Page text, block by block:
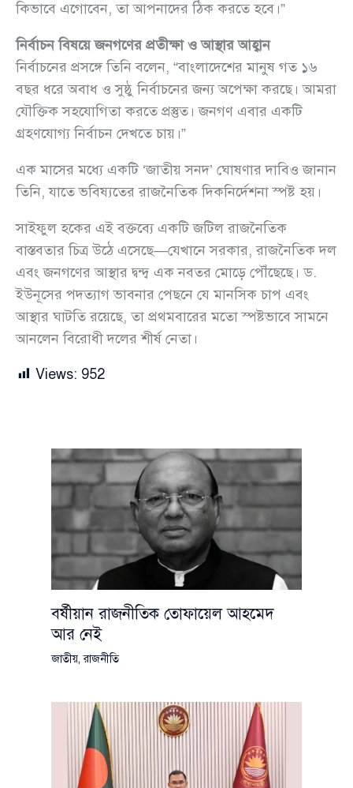
কিভাবে এগোবেন, তা আপনাদের ঠিক করতে হবে।”
নির্বাচন বিষয়ে জনগণের প্রতীক্ষা ও আস্থার আহ্বান
নির্বাচনের প্রসঙ্গে তিনি বলেন, “বাংলাদেশের মানুষ গত ১৬
বছর ধরে অবাধ ও সুষ্ঠু নির্বাচনের জন্য অপেক্ষা করছে। আমরা
যৌক্তিক সহযোগিতা করতে প্রস্তুত। জনগণ এবার একটি
গ্রহণযোগ্য নির্বাচন দেখতে চায়।”
এক মাসের মধ্যে একটি ‘জাতীয় সনদ’ ঘোষণার দাবিও জানান
তিনি, যাতে ভবিষ্যতের রাজনৈতিক দিকনির্দেশনা স্পষ্ট হয়।
সাইফুল হকের এই বক্তব্যে একটি জটিল রাজনৈতিক
বাস্তবতার চিত্র উঠে এসেছে—যেখানে সরকার, রাজনৈতিক দল
এবং জনগণের আস্থার দ্বন্দ্ব এক নবতর মোড়ে পৌঁছেছে। ড.
ইউনূসের পদত্যাগ ভাবনার পেছনে যে মানসিক চাপ এবং
আস্থার ঘাটতি রয়েছে, তা প্রথমবারের মতো স্পষ্টভাবে সামনে
আনলেন বিরোধী দলের শীর্ষ নেতা।
Views: 952
বর্ষীয়ান রাজনীতিক তোফায়েল আহমেদ
আর নেই
জাতীয়,রাজনীতি